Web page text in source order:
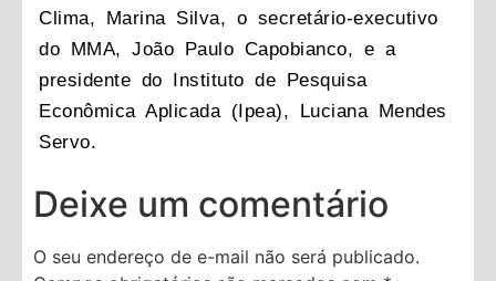
Clima, Marina Silva, o secretário-executivo
do MMA, João Paulo Capobianco, e a
presidente do Instituto de Pesquisa
Econômica Aplicada (Ipea), Luciana Mendes
Servo.
Deixe um comentário
O seu endereço de e-mail não será publicado.